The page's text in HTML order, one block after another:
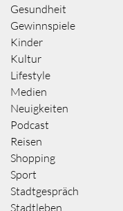
Gesundheit
Gewinnspiele
Kinder
Kultur
Lifestyle
Medien
Neuigkeiten
Podcast
Reisen
Shopping
Sport
Stadtgespräch
Stadtleben